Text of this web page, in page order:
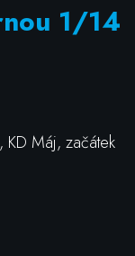
1/14
KD Máj, začátek